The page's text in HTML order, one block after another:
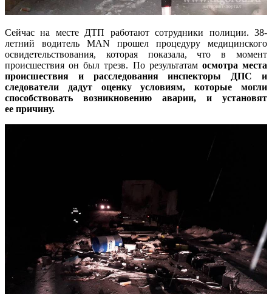
Сейчас на месте ДТП работают сотрудники полиции. 38-
летний водитель MAN прошел процедуру медицинского
освидетельствования, которая показала, что в момент
происшествия он был трезв. По результатамосмотра места
происшествия и расследования инспекторы ДПС и
следователи дадут оценку условиям, которые могли
способствовать возникновению аварии, и установят
ее причину.